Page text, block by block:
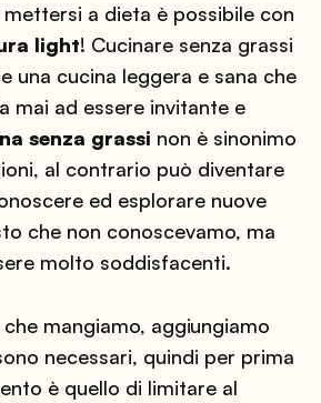
mettersi a dieta è possibile con
light! Cucinare senza grassi
una cucina leggera e sana che
mai ad essere invitante e
senza grassi non è sinonimo
al contrario può diventare
ed esplorare nuove
che non conoscevamo, ma
molto soddisfacenti.
mangiamo, aggiungiamo
necessari, quindi per prima
è quello di limitare al